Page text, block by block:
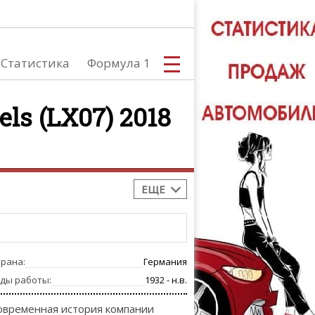
Статистика Формула 1
(LX07) 2018
ЕЩЕ
Германия
работы:
1932 - н.в.
история компании